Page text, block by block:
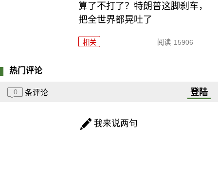
算了不打了？特朗普这脚刹车，
把全世界都晃吐了
相关 阅读 15906
热门评论
0 条评论 登陆
我来说两句